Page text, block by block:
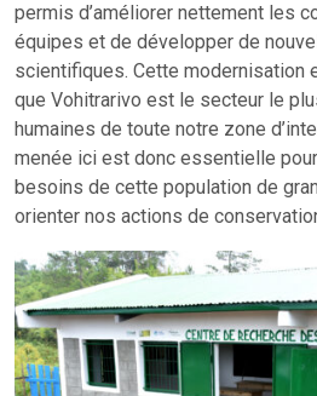
permis d’améliorer nettement les
équipes et de développer de
scientifiques. Cette modernisation
que Vohitrarivo est le secteur le
humaines de toute notre zone
menée ici est donc essentielle
besoins de cette population de
orienter nos actions de